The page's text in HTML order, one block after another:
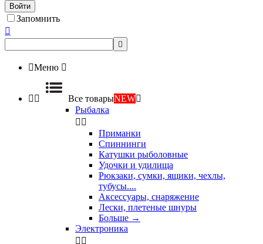
Войти
Запомнить


Меню 
  Все товарыNEW
Рыбалка
 
Приманки
Спиннинги
Катушки рыболовные
Удочки и удилища
Рюкзаки, сумки, ящики, чехлы,
тубусы....
Аксессуары, снаряжение
Лески, плетеные шнуры
Больше →
Электроника
 